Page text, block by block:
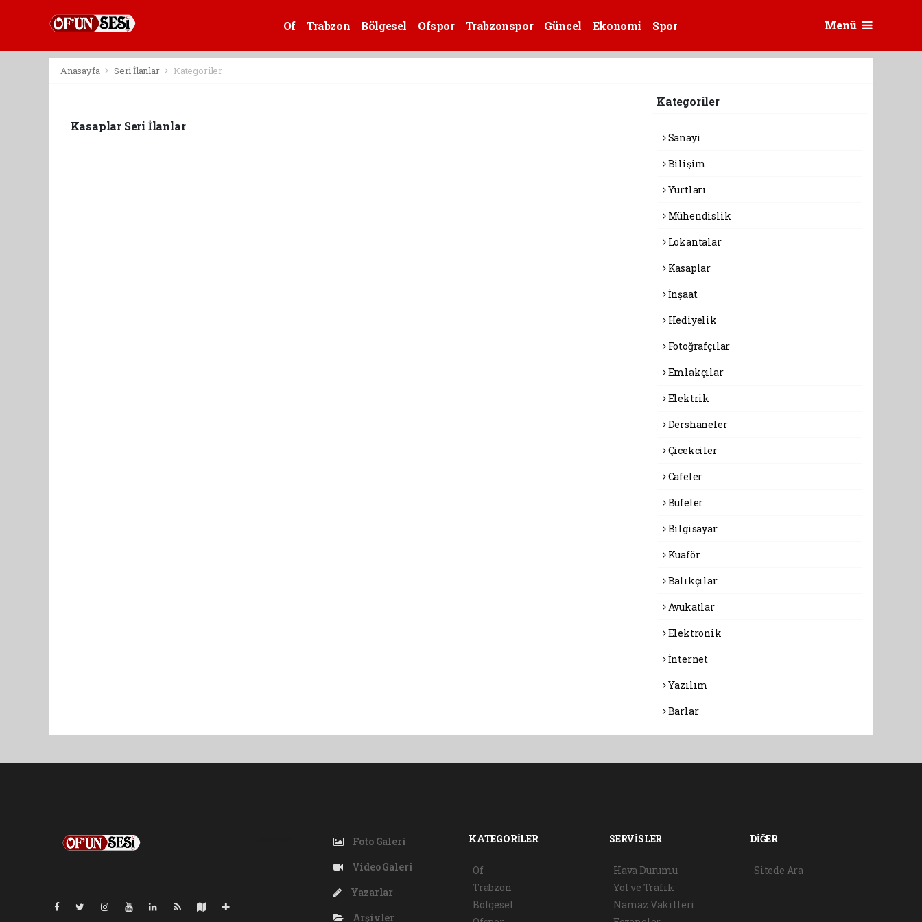
Of Trabzon Bölgesel Ofspor Trabzonspor Güncel Ekonomi Spor Menü
Anasayfa Seri İlanlar Kategoriler
Kasaplar Seri İlanlar
Kategoriler
Sanayi
Bilişim
Yurtları
Mühendislik
Lokantalar
Kasaplar
İnşaat
Hediyelik
Fotoğrafçılar
Emlakçılar
Elektrik
Dershaneler
Çicekciler
Cafeler
Büfeler
Bilgisayar
Kuaför
Balıkçılar
Avukatlar
Elektronik
İnternet
Yazılım
Barlar
Foto Galeri
Video Galeri
Yazarlar
Arşivler
KATEGORİLER
Of
Trabzon
Bölgesel
SERVİSLER
Hava Durumu
Yol ve Trafik
Namaz Vakitleri
DİĞER
Sitede Ara